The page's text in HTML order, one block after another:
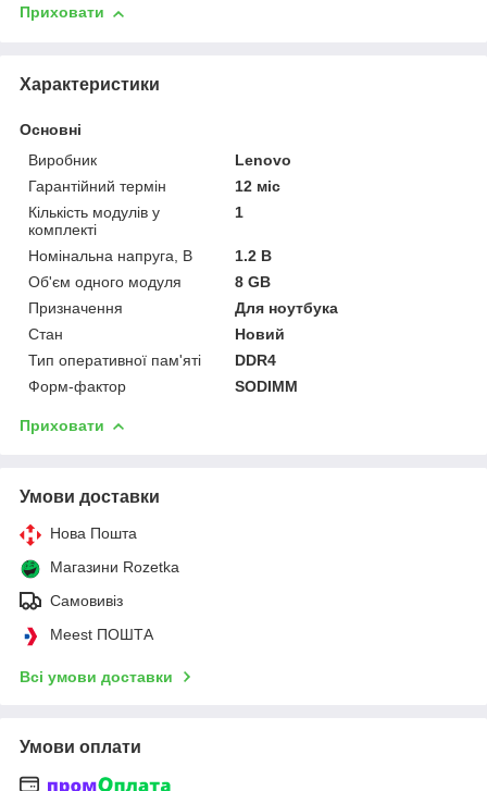
Приховати
Характеристики
Основні
Виробник
Lenovo
Гарантійний термін
12 міс
Кількість модулів у
комплекті
1
Номінальна напруга, В
1.2 В
Об'єм одного модуля
8 GB
Призначення
Для ноутбука
Стан
Новий
Тип оперативної пам'яті
DDR4
Форм-фактор
SODIMM
Приховати
Умови доставки
Нова Пошта
Магазини Rozetka
Самовивіз
Meest ПОШТА
Всі умови доставки
Умови оплати